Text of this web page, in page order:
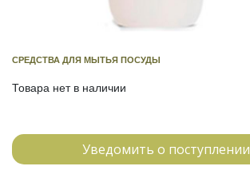
СРЕДСТВА ДЛЯ МЫТЬЯ ПОСУДЫ
Товара нет в наличии
Уведомить о поступлении